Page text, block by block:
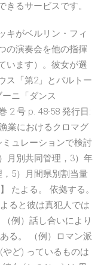
るサービスです。
キがベルリン・フィ
の演奏会を他の指揮
います）。彼女が選
ス「第2」とバルトー
ニ「ダンス
2 号 p. 48-58 発行日:
業におけるクロマグ
ュレーションで検討
月別共同管理，3）年
5）月間県別割当量
たよる。 依拠する。
ると彼は真犯人では
例）話し合いにより
る。 （例）ロマン派
ど) っているものは